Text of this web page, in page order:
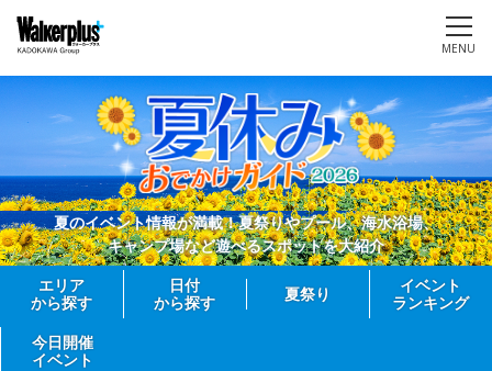
MENU
夏のイベント情報が満載！夏祭りやプール、海水浴場、
キャンプ場など遊べるスポットを大紹介
エリア
から探す
日付
から探す
夏祭り
イベント
ランキング
今日開催
イベント